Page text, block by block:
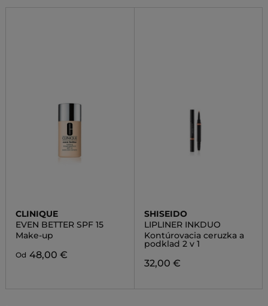
CLINIQUE
EVEN BETTER SPF 15
Make-up
Od 48,00 €
SHISEIDO
LIPLINER INKDUO
Kontúrovacia ceruzka a
podklad 2 v 1
32,00 €